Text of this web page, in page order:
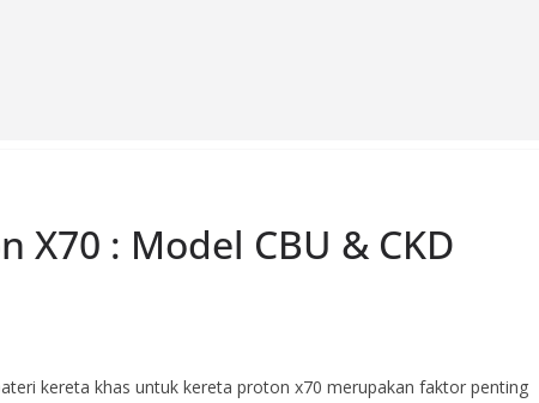
X70 : Model CBU & CKD
kereta khas untuk kereta proton x70 merupakan faktor penting